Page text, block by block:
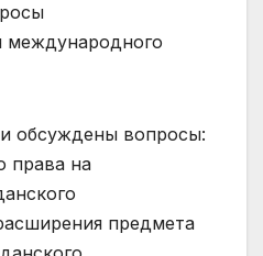
международного
обсуждены вопросы:
права на
предмета